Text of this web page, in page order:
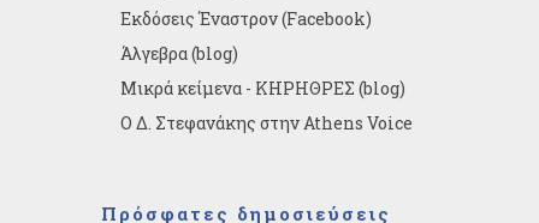
Εκδόσεις Έναστρον (Facebook)
Άλγεβρα (blog)
Μικρά κείμενα - ΚΗΡΗΘΡΕΣ (blog)
Ο Δ. Στεφανάκης στην Athens Voice
Πρόσφατες δημοσιεύσεις